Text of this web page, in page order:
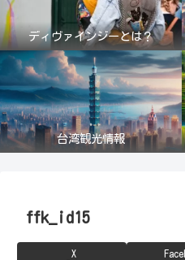
ディヴァインジーとは？
台湾観光情報
ffk_id15
X